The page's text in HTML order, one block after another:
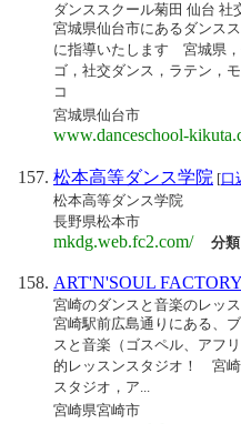
ダンススクール菊田 仙台
宮城県仙台市にあるダンス
に指導いたします 宮城県
ゴ，社交ダンス，ラテン，
コ
宮城県仙台市
www.danceschool-
松本高等ダンス学院 [口
松本高等ダンス学院
長野県松本市
mkdg.web.fc2.com/ 分類
ART'N'SOUL FACTORY
宮崎のダンスと音楽のレッ
宮崎駅前広島通りにある、
スと音楽（ゴスペル、アフ
的レッスンスタジオ！ 宮
スタジオ，ア...
宮崎県宮崎市